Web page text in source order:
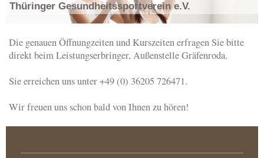
Thüringer Gesundheitssportverein e.V.
Die genauen Öffnungzeiten und Kurszeiten erfragen Sie bitte
direkt beim Leistungserbringer, Außenstelle Gräfenroda.
Sie erreichen uns unter +49 (0) 36205 726471.
Wir freuen uns schon bald von Ihnen zu hören!